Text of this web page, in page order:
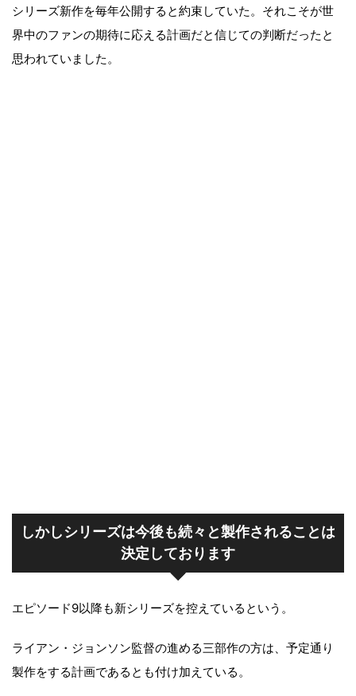
シリーズ新作を毎年公開すると約束していた。それこそが世
界中のファンの期待に応える計画だと信じての判断だったと
思われていました。
しかしシリーズは今後も続々と製作されることは
決定しております
エピソード9以降も新シリーズを控えているという。
ライアン・ジョンソン監督の進める三部作の方は、予定通り
製作をする計画であるとも付け加えている。